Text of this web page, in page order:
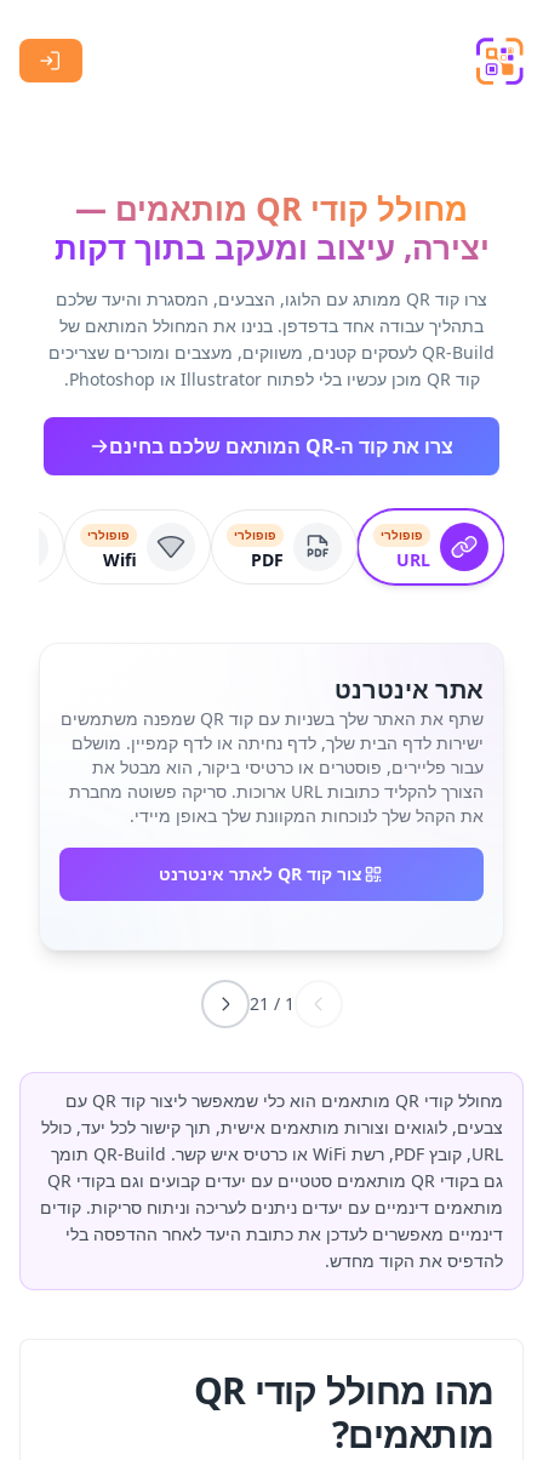
מחולל קודי QR מותאמים —
יצירה, עיצוב ומעקב בתוך דקות
צרו קוד QR ממותג עם הלוגו, הצבעים, המסגרת והיעד שלכם
בתהליך עבודה אחד בדפדפן. בנינו את המחולל המותאם של
QR-Build לעסקים קטנים, משווקים, מעצבים ומוכרים שצריכים
קוד QR מוכן עכשיו בלי לפתוח Illustrator או Photoshop.
צרו את קוד ה-QR המותאם שלכם בחינם
פופולרי
URL
פופולרי
PDF
פופולרי
Wifi
אתר אינטרנט
שתף את האתר שלך בשניות עם קוד QR שמפנה משתמשים
ישירות לדף הבית שלך, לדף נחיתה או לדף קמפיין. מושלם
עבור פליירים, פוסטרים או כרטיסי ביקור, הוא מבטל את
הצורך להקליד כתובות URL ארוכות. סריקה פשוטה מחברת
את הקהל שלך לנוכחות המקוונת שלך באופן מיידי.
צור קוד QR לאתר אינטרנט
1
/
21
מחולל קודי QR מותאמים הוא כלי שמאפשר ליצור קוד QR עם
צבעים, לוגואים וצורות מותאמים אישית, תוך קישור לכל יעד, כולל
URL, קובץ PDF, רשת WiFi או כרטיס איש קשר. QR-Build תומך
גם בקודי QR מותאמים סטטיים עם יעדים קבועים וגם בקודי QR
מותאמים דינמיים עם יעדים ניתנים לעריכה וניתוח סריקות. קודים
דינמיים מאפשרים לעדכן את כתובת היעד לאחר ההדפסה בלי
להדפיס את הקוד מחדש.
מהו מחולל קודי QR
מותאמים?